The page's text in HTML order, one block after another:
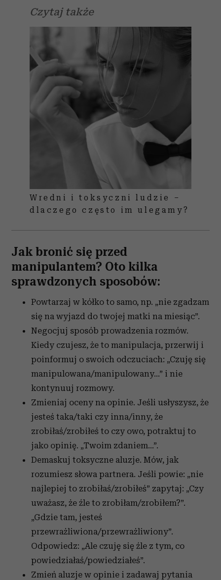
Czytaj także
Wredni i toksyczni ludzie –
dlaczego często im ulegamy?
Jak bronić się przed
manipulantem? Oto kilka
sprawdzonych sposobów:
Powtarzaj w kółko to samo, np. „nie zgadzam
się na wyjazd do twojej matki na miesiąc”.
Negocjuj sposób prowadzenia rozmów.
Kiedy czujesz, że to manipulacja, przerwij i
poinformuj o swoich odczuciach: „Czuję się
manipulowana/manipulowany…” i nie
kontynuuj rozmowy.
Zmieniaj oceny na opinie. Jeśli usłyszysz, że
jesteś taka/taki czy inna/inny, że
zrobiłaś/zrobiłeś to czy owo, potraktuj to
jako opinię. „Twoim zdaniem…”.
Demaskuj toksyczne aluzje. Mów, jak
rozumiesz słowa partnera. Jeśli powie: „nie
najlepiej to zrobiłaś/zrobiłeś” zapytaj: „Czy
uważasz, że źle to zrobiłam/zrobiłem?”.
„Gdzie tam, jesteś
przewrażliwiona/przewrażliwiony”.
Odpowiedz: „Ale czuję się źle z tym, co
powiedziałaś/powiedziałeś”.
Zmień aluzje w opinie i zadawaj pytania